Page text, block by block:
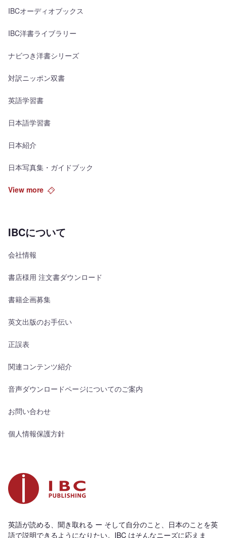
英語が読める、聞き取れる ー そして自分のこと、日本のことを英
語で説明できるようになりたい。IBC はそんなニーズに応えま
IBCオーディオブックス
IBC洋書ライブラリー
ナビつき洋書シリーズ
対訳ニッポン双書
英語学習書
日本語学習書
日本紹介
日本写真集・ガイドブック
View more
IBCについて
会社情報
書店様用 注文書ダウンロード
書籍企画募集
英文出版のお手伝い
正誤表
関連コンテンツ紹介
音声ダウンロードページについてのご案内
お問い合わせ
個人情報保護方針